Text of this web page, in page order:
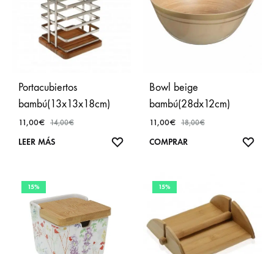
Portacubiertos
bambú(13x13x18cm)
11,00€ 14,00€
LEER MÁS
AÑADIR
Bowl beige
bambú(28dx12cm)
11,00€ 18,00€
COMPRAR
15% 15%